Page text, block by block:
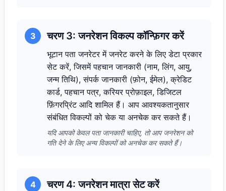
3 चरण 3: जनरेशन विकल्प कॉन्फ़िगर करें
भूटान पता जनरेटर में जनरेट करने के लिए डेटा प्रकार
सेट करें, जिसमें पहचान जानकारी (नाम, लिंग, आयु,
जन्म तिथि), संपर्क जानकारी (फ़ोन, ईमेल), क्रेडिट
कार्ड, पहचान पत्र, करियर प्रोफ़ाइल, डिजिटल
फ़िंगरप्रिंट आदि शामिल हैं। आप आवश्यकतानुसार
संबंधित विकल्पों को चेक या अनचेक कर सकते हैं।
यदि आपको केवल पता जानकारी चाहिए, तो आप जनरेशन को
गति देने के लिए अन्य विकल्पों को अनचेक कर सकते हैं।
4 चरण 4: जनरेशन मात्रा सेट करें